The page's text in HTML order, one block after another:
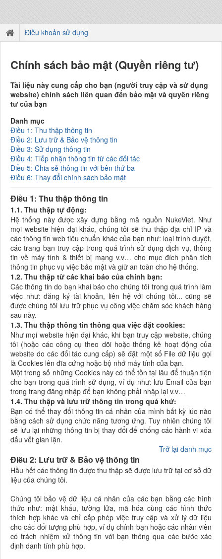
Điều khoản sử dụng
Chính sách bảo mật (Quyền riêng tư)
Tài liệu này cung cấp cho bạn (người truy cập và sử dụng
website) chính sách liên quan đến bảo mật và quyền riêng
tư của bạn
Danh mục
Điều 1: Thu thập thông tin
Điều 2: Lưu trữ & Bảo vệ thông tin
Điều 3: Sử dụng thông tin
Điều 4: Tiếp nhận thông tin từ các đối tác
Điều 5: Chia sẻ thông tin với bên thứ ba
Điều 6: Thay đổi chính sách bảo mật
Điều 1: Thu thập thông tin
1.1. Thu thập tự động:
Hệ thống này được xây dựng bằng mã nguồn NukeViet. Như
mọi website hiện đại khác, chúng tôi sẽ thu thập địa chỉ IP và
các thông tin web tiêu chuẩn khác của bạn như: loại trình duyệt,
các trang bạn truy cập trong quá trình sử dụng dịch vụ, thông
tin về máy tính & thiết bị mạng v.v… cho mục đích phân tích
thông tin phục vụ việc bảo mật và giữ an toàn cho hệ thống.
1.2. Thu thập từ các khai báo của chính bạn:
Các thông tin do bạn khai báo cho chúng tôi trong quá trình làm
việc như: đăng ký tài khoản, liên hệ với chúng tôi... cũng sẽ
được chúng tôi lưu trữ phục vụ công việc chăm sóc khách hàng
sau này.
1.3. Thu thập thông tin thông qua việc đặt cookies:
Như mọi website hiện đại khác, khi bạn truy cập website, chúng
tôi (hoặc các công cụ theo dõi hoặc thống kê hoạt động của
website do các đối tác cung cấp) sẽ đặt một số File dữ liệu gọi
là Cookies lên đĩa cứng hoặc bộ nhớ máy tính của bạn.
Một trong số những Cookies này có thể tồn tại lâu để thuận tiện
cho bạn trong quá trình sử dụng, ví dụ như: lưu Email của bạn
trong trang đăng nhập để bạn không phải nhập lại v.v…
1.4. Thu thập và lưu trữ thông tin trong quá khứ:
Bạn có thể thay đổi thông tin cá nhân của mình bất kỳ lúc nào
bằng cách sử dụng chức năng tương ứng. Tuy nhiên chúng tôi
sẽ lưu lại những thông tin bị thay đổi để chống các hành vi xóa
dấu vết gian lận.
Trở lại danh mục
Điều 2: Lưu trữ & Bảo vệ thông tin
Hầu hết các thông tin được thu thập sẽ được lưu trữ tại cơ sở dữ
liệu của chúng tôi.
Chúng tôi bảo vệ dữ liệu cá nhân của các bạn bằng các hình
thức như: mật khẩu, tường lửa, mã hóa cùng các hình thức
thích hợp khác và chỉ cấp phép việc truy cập và xử lý dữ liệu
cho các đối tượng phù hợp, ví dụ chính bạn hoặc các nhân viên
có trách nhiệm xử thông tin với bạn thông qua các bước xác
định danh tính phù hợp.